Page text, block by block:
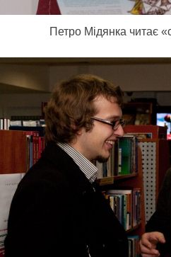
Петро Мідянка читає